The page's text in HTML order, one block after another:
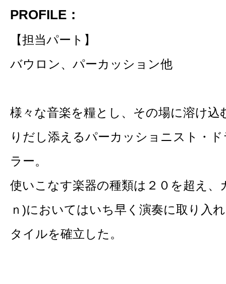
PROFILE：
【担当パート】
バウロン、パーカッション他
様々な音楽を糧とし、その場に溶け込
りだし添えるパーカッショニスト・
ラー。
使いこなす楽器の種類は２０を超え、
ｎ)においてはいち早く演奏に取り入
タイルを確立した。